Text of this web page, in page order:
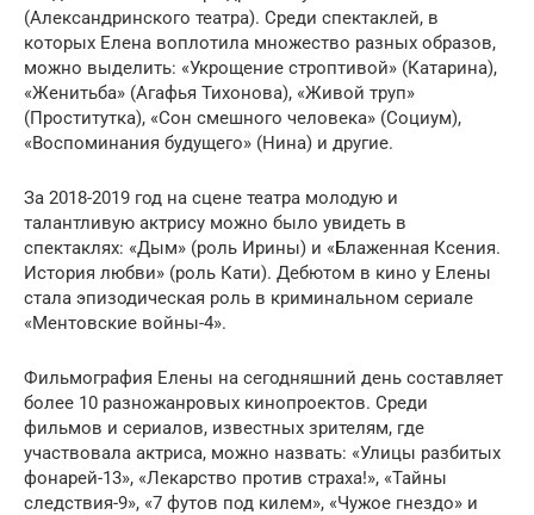
(Александринского театра). Среди спектаклей, в
которых Елена воплотила множество разных образов,
можно выделить: «Укрощение строптивой» (Катарина),
«Женитьба» (Агафья Тихонова), «Живой труп»
(Проститутка), «Сон смешного человека» (Социум),
«Воспоминания будущего» (Нина) и другие.
За 2018-2019 год на сцене театра молодую и
талантливую актрису можно было увидеть в
спектаклях: «Дым» (роль Ирины) и «Блаженная Ксения.
История любви» (роль Кати). Дебютом в кино у Елены
стала эпизодическая роль в криминальном сериале
«Ментовские войны-4».
Фильмография Елены на сегодняшний день составляет
более 10 разножанровых кинопроектов. Среди
фильмов и сериалов, известных зрителям, где
участвовала актриса, можно назвать: «Улицы разбитых
фонарей-13», «Лекарство против страха!», «Тайны
следствия-9», «7 футов под килем», «Чужое гнездо» и